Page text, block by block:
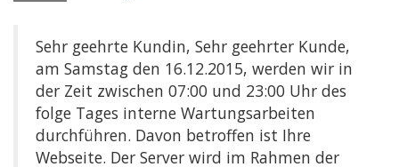
Sehr geehrte Kundin, Sehr geehrter Kunde,
am Samstag den 16.12.2015, werden wir in
der Zeit zwischen 07:00 und 23:00 Uhr des
folge Tages interne Wartungsarbeiten
durchführen. Davon betroffen ist Ihre
Webseite. Der Server wird im Rahmen der